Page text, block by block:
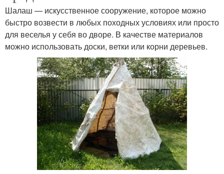
Шалаш — искусственное сооружение, которое можно
быстро возвести в любых походных условиях или просто
для веселья у себя во дворе. В качестве материалов
можно использовать доски, ветки или корни деревьев.